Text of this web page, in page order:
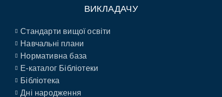
ВИКЛАДАЧУ
Стандарти вищої освіти
Навчальні плани
Нормативна база
E-каталог Бібліотеки
Бібліотека
Дні народження